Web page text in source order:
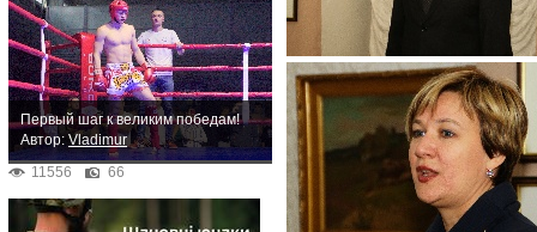
Первый шаг к великим победам!
Автор: Vladimur
11556
66